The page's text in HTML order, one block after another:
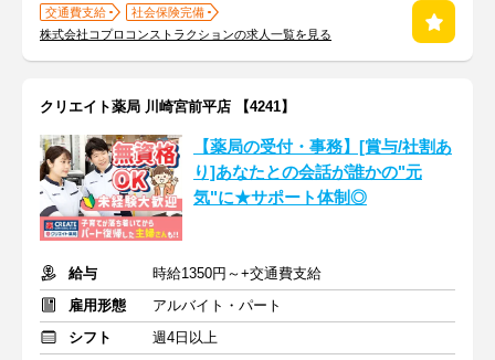
交通費支給
社会保険完備
株式会社コプロコンストラクションの求人一覧を見る
クリエイト薬局 川崎宮前平店 【4241】
【薬局の受付・事務】[賞与/社割あ
り]あなたとの会話が誰かの"元
気"に★サポート体制◎
給与
時給1350円～+交通費支給
雇用形態
アルバイト・パート
シフト
週4日以上